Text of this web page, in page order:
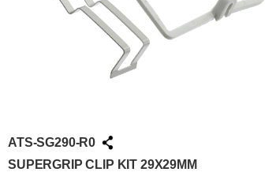
ATS-SG290-R0
SUPERGRIP CLIP KIT 29X29MM